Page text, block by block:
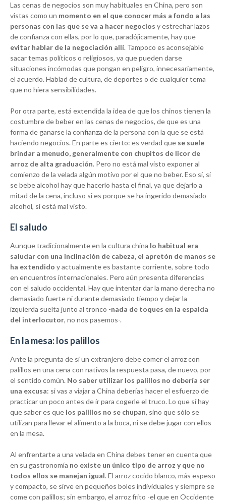
Las cenas de negocios son muy habituales en China, pero son
vistas como un momento en el que conocer más a fondo a las
personas con las que se va a hacer negocios y estrechar lazos
de confianza con ellas, por lo que, paradójicamente, hay que
evitar hablar de la negociación allí. Tampoco es aconsejable
sacar temas políticos o religiosos, ya que pueden darse
situaciones incómodas que pongan en peligro, innecesariamente,
el acuerdo. Hablad de cultura, de deportes o de cualquier tema
que no hiera sensibilidades.
Por otra parte, está extendida la idea de que los chinos tienen la
costumbre de beber en las cenas de negocios, de que es una
forma de ganarse la confianza de la persona con la que se está
haciendo negocios. En parte es cierto: es verdad que se suele
brindar a menudo, generalmente con chupitos de licor de
arroz de alta graduación. Pero no está mal visto exponer al
comienzo de la velada algún motivo por el que no beber. Eso sí, si
se bebe alcohol hay que hacerlo hasta el final, ya que dejarlo a
mitad de la cena, incluso si es porque se ha ingerido demasiado
alcohol, sí está mal visto.
El saludo
Aunque tradicionalmente en la cultura china lo habitual era
saludar con una inclinación de cabeza, el apretón de manos se
ha extendido y actualmente es bastante corriente, sobre todo
en encuentros internacionales. Pero aún presenta diferencias
con el saludo occidental. Hay que intentar dar la mano derecha no
demasiado fuerte ni durante demasiado tiempo y dejar la
izquierda suelta junto al tronco -nada de toques en la espalda
del interlocutor, no nos pasemos-.
En la mesa: los palillos
Ante la pregunta de si un extranjero debe comer el arroz con
palillos en una cena con nativos la respuesta pasa, de nuevo, por
el sentido común. No saber utilizar los palillos no debería ser
una excusa: si vas a viajar a China deberías hacer el esfuerzo de
practicar un poco antes de ir para cogerle el truco. Lo que sí hay
que saber es que los palillos no se chupan, sino que sólo se
utilizan para llevar el alimento a la boca, ni se debe jugar con ellos
en la mesa.
Al enfrentarte a una velada en China debes tener en cuenta que
en su gastronomía no existe un único tipo de arroz y que no
todos ellos se manejan igual. El arroz cocido blanco, más espeso
y compacto, se sirve en pequeños boles individuales y siempre se
come con palillos; sin embargo, el arroz frito -el que en Occidente